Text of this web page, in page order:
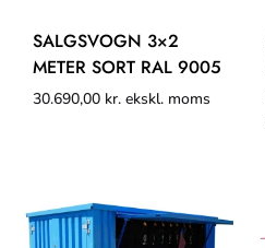
SALGSVOGN 3×2
METER SORT RAL 9005
30.690,00 kr. ekskl. moms